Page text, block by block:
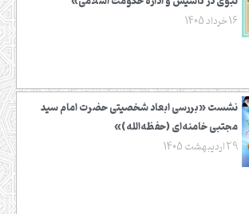
16 خرداد 1405
نشست «بررسی ابعاد شخصیتی حضرت امام سید
مجتبی خامنه‌ای (حفظه‌الله)»
29 اردیبهشت 1405